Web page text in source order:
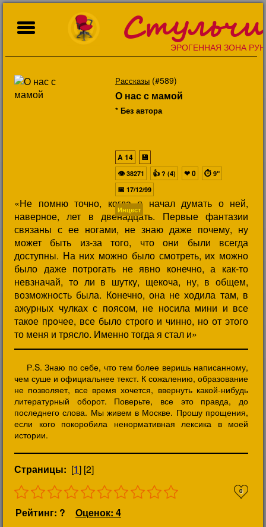
ЭРОГЕННАЯ ЗОНА
Рассказы (#589)
О нас с мамой
* Без автора
«Не помню точно, когда я начал думать о ней,
наверное, лет в двенадцать. Первые фантазии
связаны с ее ногами, не знаю даже почему, ну
может быть из-за того, что они были всегда
доступны. На них можно было смотреть, их можно
было даже потрогать не явно конечно, а как-то
невзначай, то ли в шутку, щекоча, ну, в общем,
возможность была. Конечно, она не ходила там, в
ажурных чулках с поясом, не носила мини и все
такое прочее, все было строго и чинно, но от этого
то меня и трясло. Именно тогда я стал и»
A14
💾
👁38271 👍 ? (4) ❤0 ⏱ 9"
📅 17/12/99
Инцест
Р.S. Знаю по себе, что тем более веришь написанному,
чем суше и официальнее текст. К сожалению, образование
не позволяет, все время хочется, ввернуть какой-нибудь
литературный оборот. Поверьте, все это правда, до
последнего слова. Мы живем в Москве. Прошу прощения,
если кого покоробила ненормативная лексика в моей
истории.
Страницы: [1] [2]
0
Рейтинг: ? Оценок: 4